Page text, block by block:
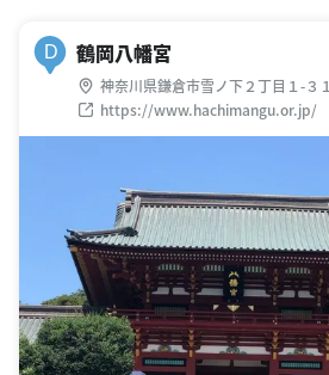
D 鶴岡八幡宮
神奈川県鎌倉市雪ノ下２丁目１-３１
https://www.hachimangu.or.jp/